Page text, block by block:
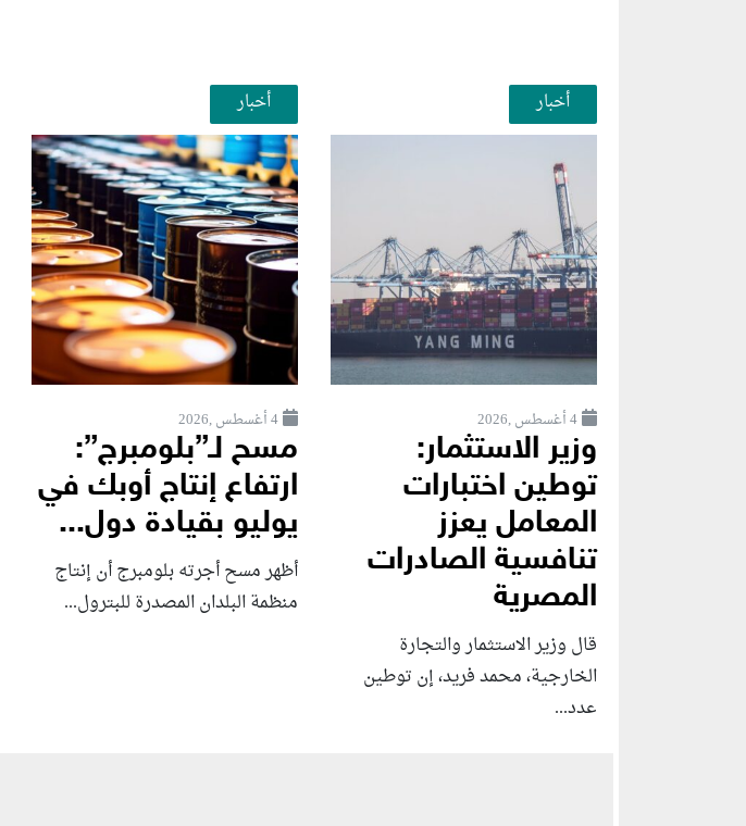
أخبار
4 أغسطس ,2026
وزير الاستثمار:
توطين اختبارات
المعامل يعزز
تنافسية الصادرات
المصرية
قال وزير الاستثمار والتجارة
الخارجية، محمد فريد، إن توطين
عدد...
أخبار
4 أغسطس ,2026
مسح لـ”بلومبرج”:
ارتفاع إنتاج أوبك في
يوليو بقيادة دول...
أظهر مسح أجرته بلومبرج أن إنتاج
منظمة البلدان المصدرة للبترول...